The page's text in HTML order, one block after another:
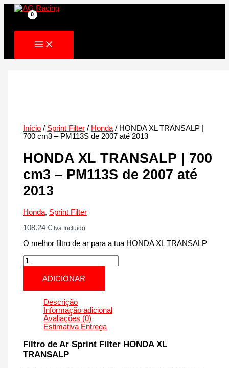
Skip
Início / Sprint Filter / Honda/ HONDA XL TRANSALP |
700 cm3 – PM113S de 2007 até 2013
HONDA XL TRANSALP | 700
cm3 – PM113S de 2007 até
2013
Honda, Sprint Filter
108.24€ Iva Incluído
O melhor filtro de ar para a tua HONDA XL TRANSALP
Quantidade
de
HONDA
TRANSALP
PM113S
de
2007
até
ADICIONAR
Descrição
Informação adicional
Avaliações (0)
Estimativa Entrega
Filtro de Ar Sprint Filter HONDA XL
TRANSALP